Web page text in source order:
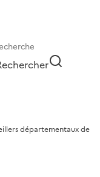
départementaux de